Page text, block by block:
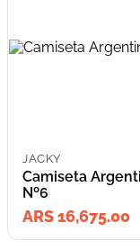
JACKY
Camiseta
Nº6
ARS 16,675.00